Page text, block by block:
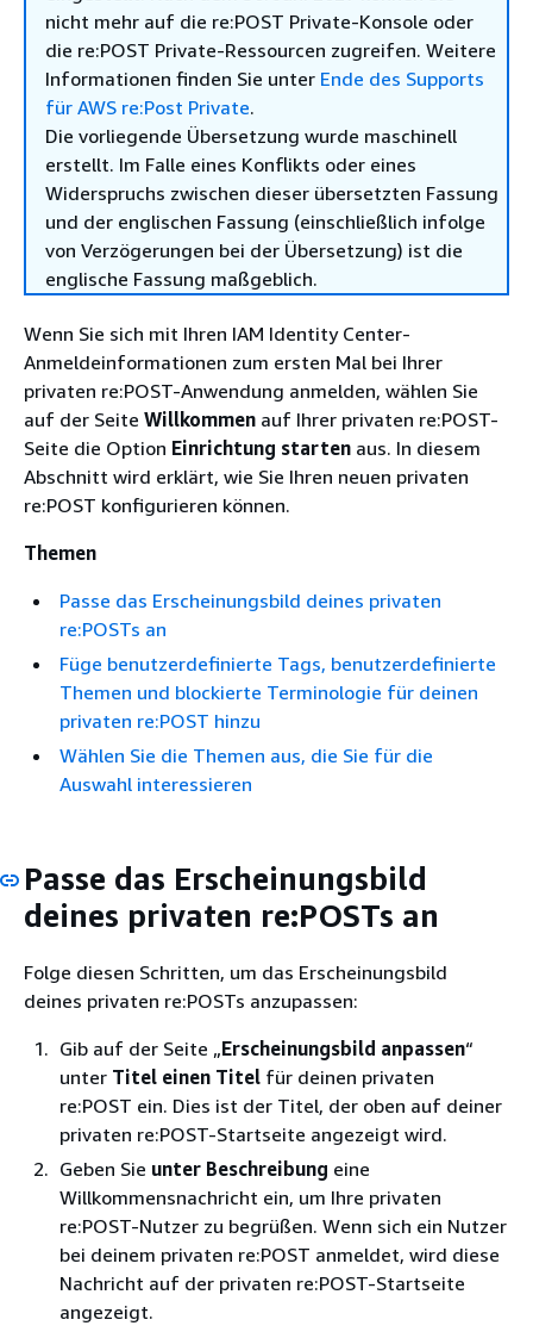
nicht mehr auf die re:POST Private-Konsole oder
die re:POST Private-Ressourcen zugreifen. Weitere
Informationen finden Sie unter Ende des Supports
für AWS re:Post Private.
Die vorliegende Übersetzung wurde maschinell
erstellt. Im Falle eines Konflikts oder eines
Widerspruchs zwischen dieser übersetzten Fassung
und der englischen Fassung (einschließlich infolge
von Verzögerungen bei der Übersetzung) ist die
englische Fassung maßgeblich.
Wenn Sie sich mit Ihren IAM Identity Center-
Anmeldeinformationen zum ersten Mal bei Ihrer
privaten re:POST-Anwendung anmelden, wählen Sie
auf der Seite Willkommen auf Ihrer privaten re:POST-
Seite die Option Einrichtung starten aus. In diesem
Abschnitt wird erklärt, wie Sie Ihren neuen privaten
re:POST konfigurieren können.
Themen
Passe das Erscheinungsbild deines privaten
re:POSTs an
Füge benutzerdefinierte Tags, benutzerdefinierte
Themen und blockierte Terminologie für deinen
privaten re:POST hinzu
Wählen Sie die Themen aus, die Sie für die
Auswahl interessieren
Passe das Erscheinungsbild
deines privaten re:POSTs an
Folge diesen Schritten, um das Erscheinungsbild
deines privaten re:POSTs anzupassen:
Gib auf der Seite „Erscheinungsbild anpassen“
unter Titel einen Titel für deinen privaten
re:POST ein. Dies ist der Titel, der oben auf deiner
privaten re:POST-Startseite angezeigt wird.
Geben Sie unter Beschreibung eine
Willkommensnachricht ein, um Ihre privaten
re:POST-Nutzer zu begrüßen. Wenn sich ein Nutzer
bei deinem privaten re:POST anmeldet, wird diese
Nachricht auf der privaten re:POST-Startseite
angezeigt.